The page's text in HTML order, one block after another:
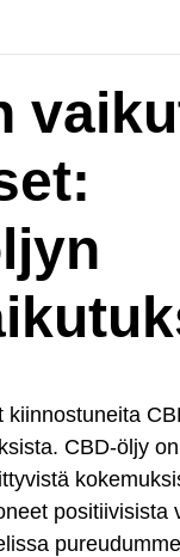
CBD-öljy
positiivisista